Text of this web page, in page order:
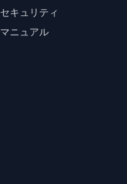
セキュリティ
マニュアル